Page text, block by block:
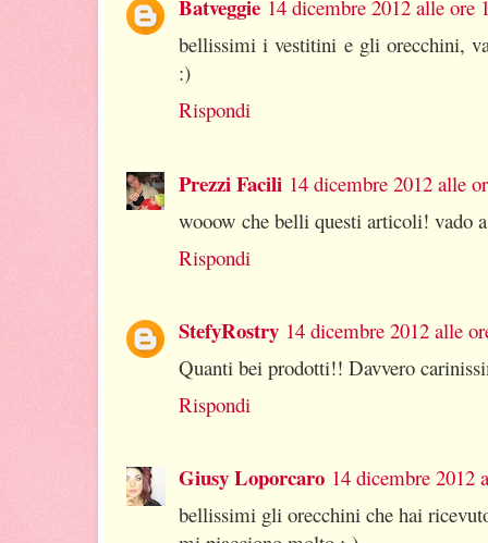
Batveggie 14 dicembre 2012 alle ore
bellissimi i vestitini e gli orecchini,
:)
Rispondi
Prezzi Facili 14 dicembre 2012 alle
wooow che belli questi articoli! vado
Rispondi
StefyRostry 14 dicembre 2012 alle
Quanti bei prodotti!! Davvero
Rispondi
Giusy Loporcaro 14 dicembre 2012
bellissimi gli orecchini che hai